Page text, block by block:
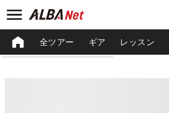
全ツアー ギア レッスン